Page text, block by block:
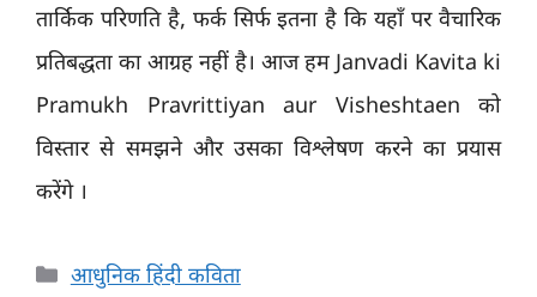
तार्किक परिणति है, फर्क सिर्फ इतना है कि यहाँ पर वैचारिक
प्रतिबद्धता का आग्रह नहीं है। आज हम Janvadi Kavita ki
Pramukh Pravrittiyan aur Visheshtaen को
विस्तार से समझने और उसका विश्लेषण करने का प्रयास
करेंगे ।
Categories
आधुनिक हिंदी कविता